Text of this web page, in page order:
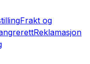
Frakt og
Reklamasjon